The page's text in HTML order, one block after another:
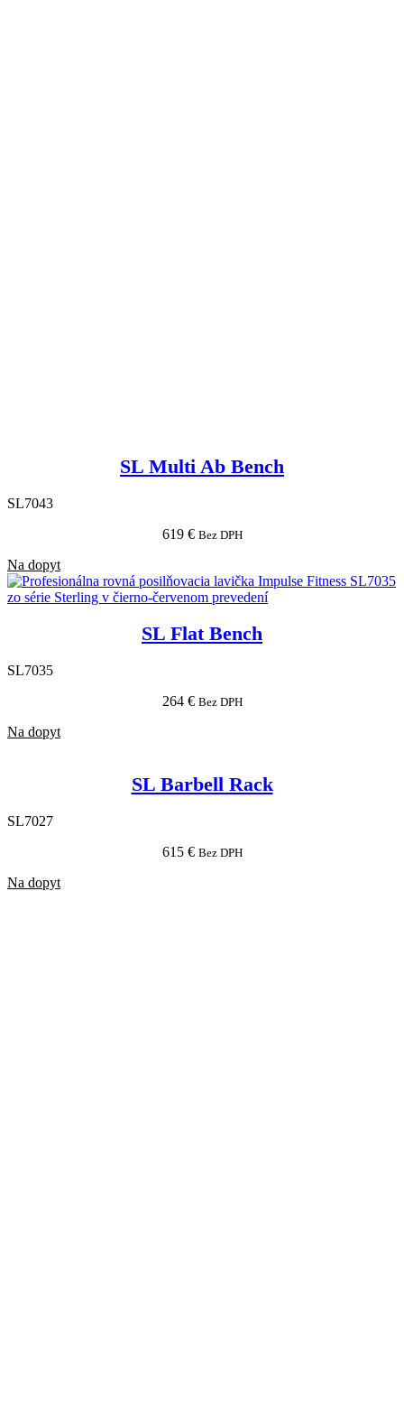
SL Multi Ab Bench
SL7043
619 € Bez DPH
Na dopyt
SL Flat Bench
SL7035
264 € Bez DPH
Na dopyt
SL Barbell Rack
SL7027
615 € Bez DPH
Na dopyt